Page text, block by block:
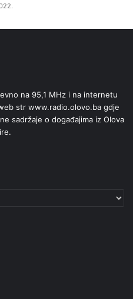
na 95,1 MHz i na internetu
str www.radio.olovo.ba gdje
sadržaje o događajima iz Olova